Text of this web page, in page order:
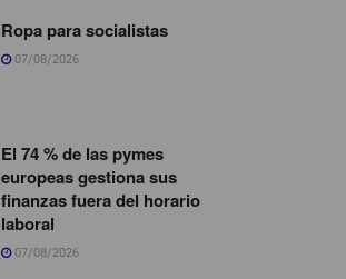
Ropa para socialistas
07/08/2026
El 74 % de las pymes
europeas gestiona sus
finanzas fuera del horario
laboral
07/08/2026